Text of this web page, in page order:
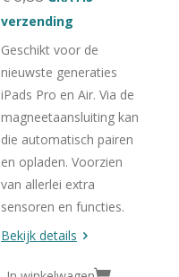
verzending
Geschikt voor de
nieuwste generaties
iPads Pro en Air. Via de
magneetaansluiting kan
die automatisch pairen
en opladen. Voorzien
van allerlei extra
sensoren en functies.
Bekijk details